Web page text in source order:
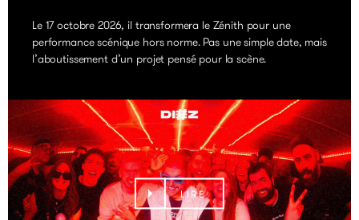
Le 17 octobre 2026, il transformera le Zénith pour une
performance scénique hors norme. Pas une simple date, mais
l’aboutissement d’un projet pensé pour la scène.
LIRE